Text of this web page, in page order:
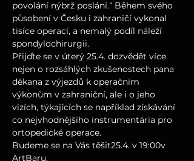
povolání nýbrž poslání.“ Během svého
působení v Česku i zahraničí vykonal
tisíce operací, a nemalý podíl náleží
spondylochirurgii.
Přijďte se v úterý 25.4. dozvědět více
nejen o rozsáhlých zkušenostech pana
děkana z výjezdů k operačním
výkonům v zahraniční, ale i o jeho
vizích, týkajících se například získávání
co nejvhodnějšího instrumentária pro
ortopedické operace.
Budeme se na Vás těšit25.4. v 19:00v
ArtBaru.